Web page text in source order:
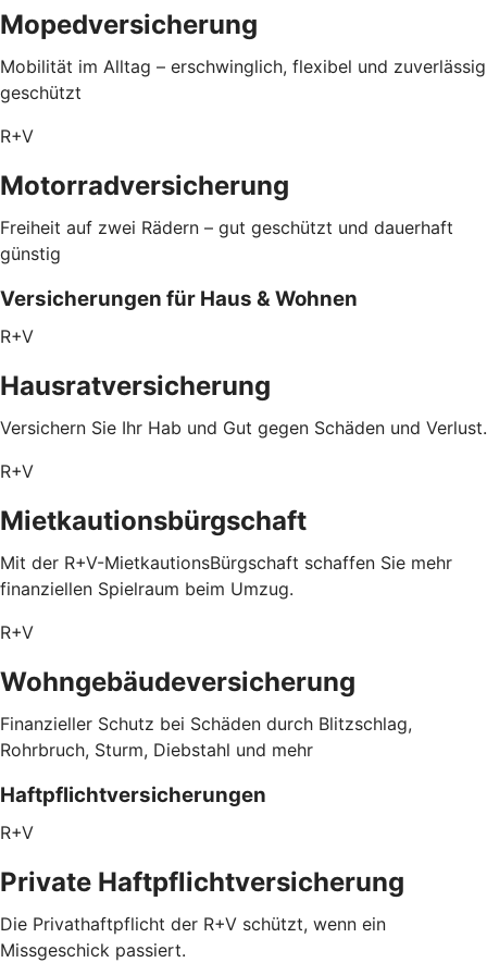
Mopedversicherung
Mobilität im Alltag – erschwinglich, flexibel und zuverlässig
geschützt
R+V
Motorradversicherung
Freiheit auf zwei Rädern – gut geschützt und dauerhaft
günstig
Versicherungen für Haus & Wohnen
R+V
Hausratversicherung
Versichern Sie Ihr Hab und Gut gegen Schäden und Verlust.
R+V
Mietkautionsbürgschaft
Mit der R+V-MietkautionsBürgschaft schaffen Sie mehr
finanziellen Spielraum beim Umzug.
R+V
Wohngebäudeversicherung
Finanzieller Schutz bei Schäden durch Blitzschlag,
Rohrbruch, Sturm, Diebstahl und mehr
Haftpflichtversicherungen
R+V
Private Haftpflichtversicherung
Die Privathaftpflicht der R+V schützt, wenn ein
Missgeschick passiert.